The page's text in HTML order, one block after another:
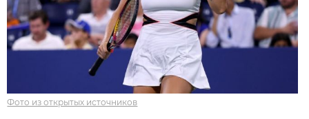
Фото из открытых источников